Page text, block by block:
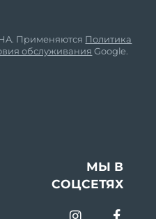
Применяются Политика
обслуживания Google.
МЫ В
СОЦСЕТЯХ